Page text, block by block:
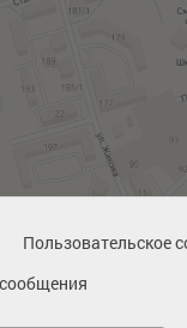
11 мин в пути
Айкино с. АС, Россия, Республика Коми, Усть-Вымский район, село Айкино, Центральная ул, 189А
Пользовательское